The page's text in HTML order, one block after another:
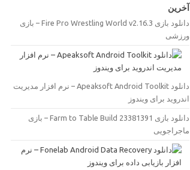
آخرین
دانلود بازی Fire Pro Wrestling World v2.16.3 – بازی
ورزشی
دانلود Apeaksoft Android Toolkit – نرم افزار مدیریت
اندروید برای ویندوز
دانلود بازی Farm to Table Build 23381391 – بازی
ماجراجویی